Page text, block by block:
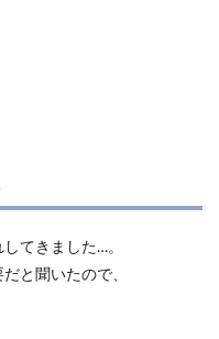
てきました…。
と聞いたので、